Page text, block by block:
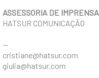
ASSESSORIA DE
HATSUR COMUNICAÇÃO
--
cristiane@hatsur.com
giulia@hatsur.com